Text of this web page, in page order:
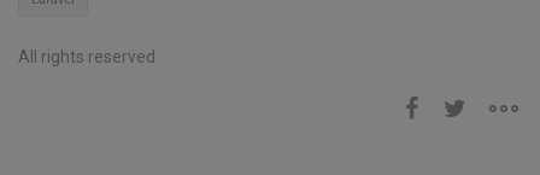
All rights reserved